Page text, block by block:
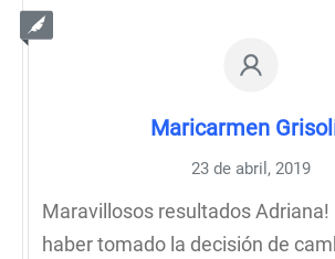
Maricarmen
23 de abril, 2019
Maravillosos resultados Adriana!
haber tomado la decisión de